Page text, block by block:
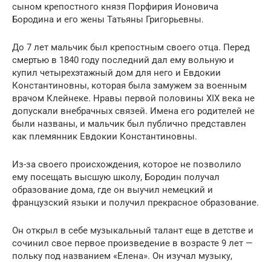
сыном крепостного князя Порфирия Ионовича
Бородина и его жены Татьяны Григорьевны.
До 7 лет мальчик был крепостным своего отца. Перед
смертью в 1840 году последний дал ему вольную и
купил четырехэтажный дом для него и Евдокии
Константиновны, которая была замужем за военным
врачом Клейнеке. Нравы первой половины XIX века не
допускали внебрачных связей. Имена его родителей не
были названы, и мальчик был публично представлен
как племянник Евдокии Константиновны.
Из-за своего происхождения, которое не позволило
ему посещать высшую школу, Бородин получал
образование дома, где он выучил немецкий и
французский языки и получил прекрасное образование.
Он открыл в себе музыкальный талант еще в детстве и
сочинил свое первое произведение в возрасте 9 лет —
польку под названием «Елена». Он изучал музыку,